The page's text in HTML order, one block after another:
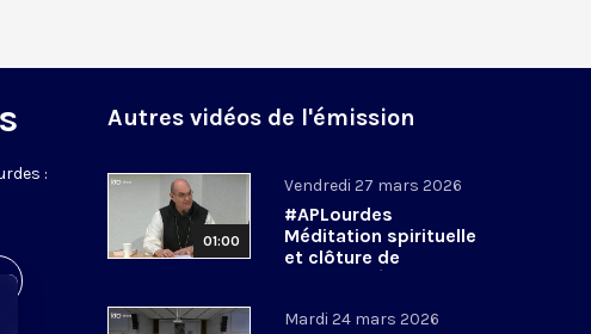
:
Autres vidéos de l'émission
01:00
Vendredi 27 mars 2026
#APLourdes
Méditation spirituelle
et clôture de
l’Assemblée des
mars 2026
Mardi 24 mars 2026